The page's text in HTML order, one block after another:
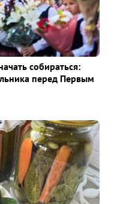
собираться:
перед Первым